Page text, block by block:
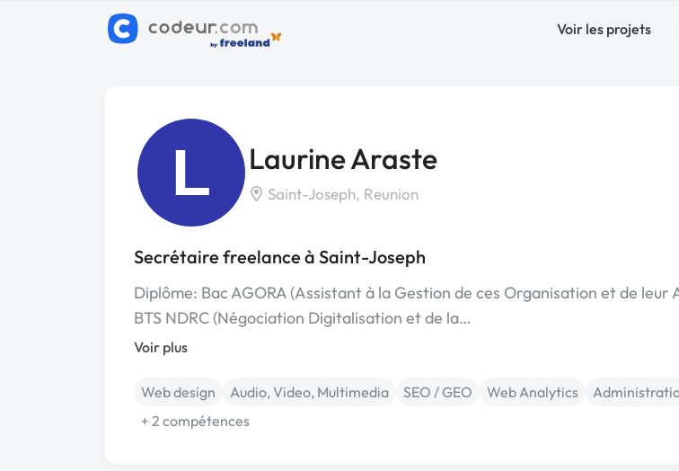
Voir les projets
L Laurine Araste
Saint-Joseph, Reunion
Secrétaire freelance à Saint-Joseph
Diplôme: Bac AGORA (Assistant à la Gestion de ces Organisation et de
BTS NDRC (Négociation Digitalisation et de la…
Voir plus
Web design Audio, Video, Multimedia SEO / GEO Web Analytics
+ 2 compétences